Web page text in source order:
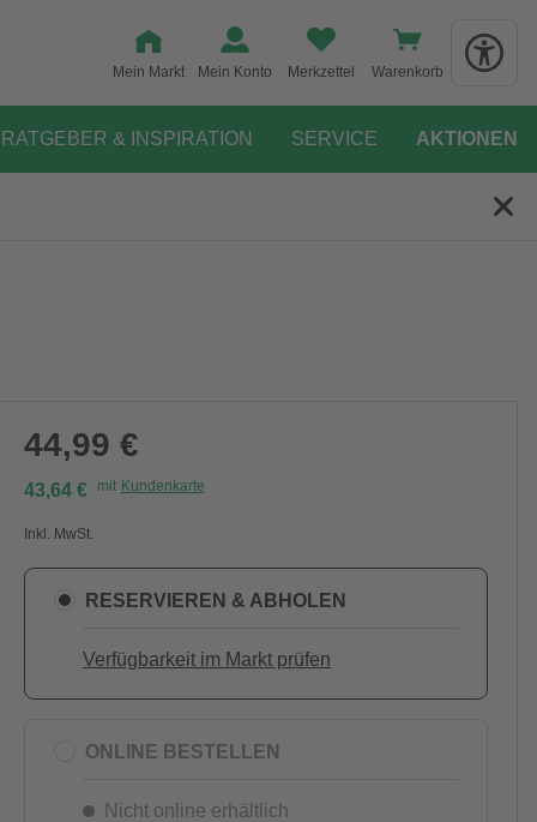
Mein Markt Mein Konto Merkzettel Warenkorb
RATGEBER & INSPIRATION SERVICE AKTIONEN
44,99 €
43,64 € mit Kundenkarte
Inkl. MwSt.
RESERVIEREN & ABHOLEN
Verfügbarkeit im Markt prüfen
ONLINE BESTELLEN
Nicht online erhältlich